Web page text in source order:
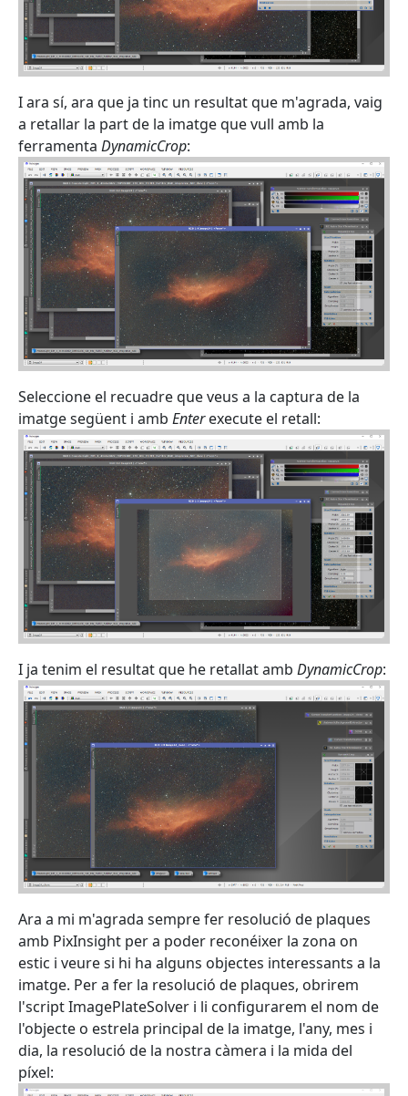
I ara sí, ara que ja tinc un resultat que m'agrada, vaig
a retallar la part de la imatge que vull amb la
ferramenta DynamicCrop:
Seleccione el recuadre que veus a la captura de la
imatge següent i amb Enterexecute el retall:
I ja tenim el resultat que he retallat amb DynamicCrop:
Ara a mi m'agrada sempre fer resolució de plaques
amb PixInsight per a poder reconéixer la zona on
estic i veure si hi ha alguns objectes interessants a la
imatge. Per a fer la resolució de plaques, obrirem
l'script ImagePlateSolver i li configurarem el nom de
l'objecte o estrela principal de la imatge, l'any, mes i
dia, la resolució de la nostra càmera i la mida del
píxel: